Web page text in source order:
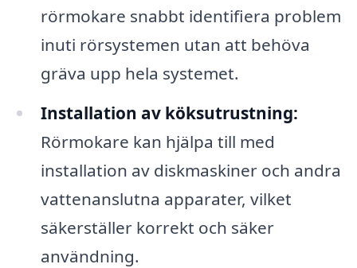
rörmokare snabbt identifiera problem
inuti rörsystemen utan att behöva
gräva upp hela systemet.
Installation av köksutrustning:
Rörmokare kan hjälpa till med
installation av diskmaskiner och andra
vattenanslutna apparater, vilket
säkerställer korrekt och säker
användning.